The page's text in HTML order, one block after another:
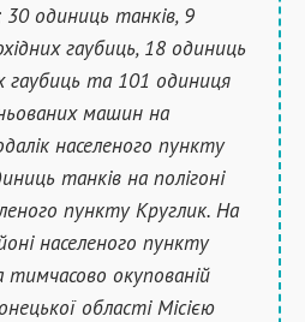
одиниць танків, 9
гаубиць, 18 одиниць
гаубиць та 101 одиниця
машин на
населеного пункту
танків на полігоні
пункту Круглик. На
населеного пункту
тимчасово окупованій
області Місією